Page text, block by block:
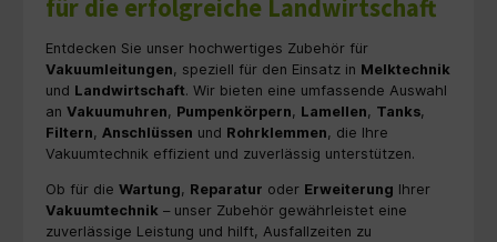
für die erfolgreiche Landwirtschaft
Entdecken Sie unser hochwertiges Zubehör für
Vakuumleitungen, speziell für den Einsatz in Melktechnik
und Landwirtschaft. Wir bieten eine umfassende Auswahl
an Vakuumuhren, Pumpenkörpern, Lamellen, Tanks,
Filtern, Anschlüssen und Rohrklemmen, die Ihre
Vakuumtechnik effizient und zuverlässig unterstützen.
Ob für die Wartung, Reparatur oder Erweiterung Ihrer
Vakuumtechnik – unser Zubehör gewährleistet eine
zuverlässige Leistung und hilft, Ausfallzeiten zu